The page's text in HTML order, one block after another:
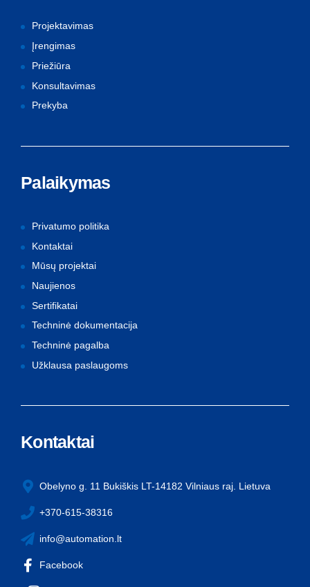
Projektavimas
Įrengimas
Priežiūra
Konsultavimas
Prekyba
Palaikymas
Privatumo politika
Kontaktai
Mūsų projektai
Naujienos
Sertifikatai
Techninė dokumentacija
Techninė pagalba
Užklausa paslaugoms
Kontaktai
Obelyno g. 11 Bukiškis LT-14182 Vilniaus raj. Lietuva
+370-615-38316
info@automation.lt
Facebook